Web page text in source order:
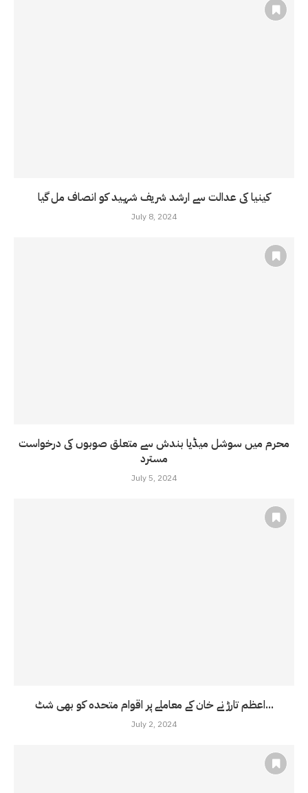
کینیا کی عدالت سے ارشد شریف شہید کو انصاف مل گیا
July 8, 2024
محرم میں سوشل میڈیا بندش سے متعلق صوبوں کی درخواست
مسترد
July 5, 2024
اعظم تارڑ نے خان کے معاملے پر اقوام متحدہ کو بھی شٹ...
July 2, 2024